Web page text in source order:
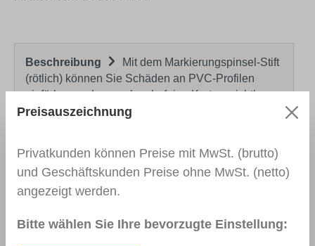
Beschreibung
Mit dem Markierungspinsel-Stift
(rötlich) können Sie Schäden an PVC-Profilen
einfärben und so auch sehr feine Kratzer sichtb…
Mehr
Sicherheitsdatenblatt
https://www.heinrich-
koenig.de/media/47/d8/b6/1719912009/SDB_206X
00_Markierungspinsel_V2.7_DE.pdf
Preisauszeichnung
Privatkunden können Preise mit MwSt. (brutto)
und Geschäftskunden Preise ohne MwSt. (netto)
angezeigt werden.
Bitte wählen Sie Ihre bevorzugte Einstellung: